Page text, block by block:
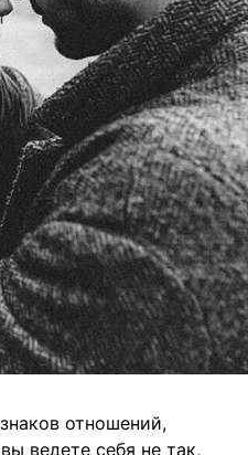
отношений,
ведете себя не так,